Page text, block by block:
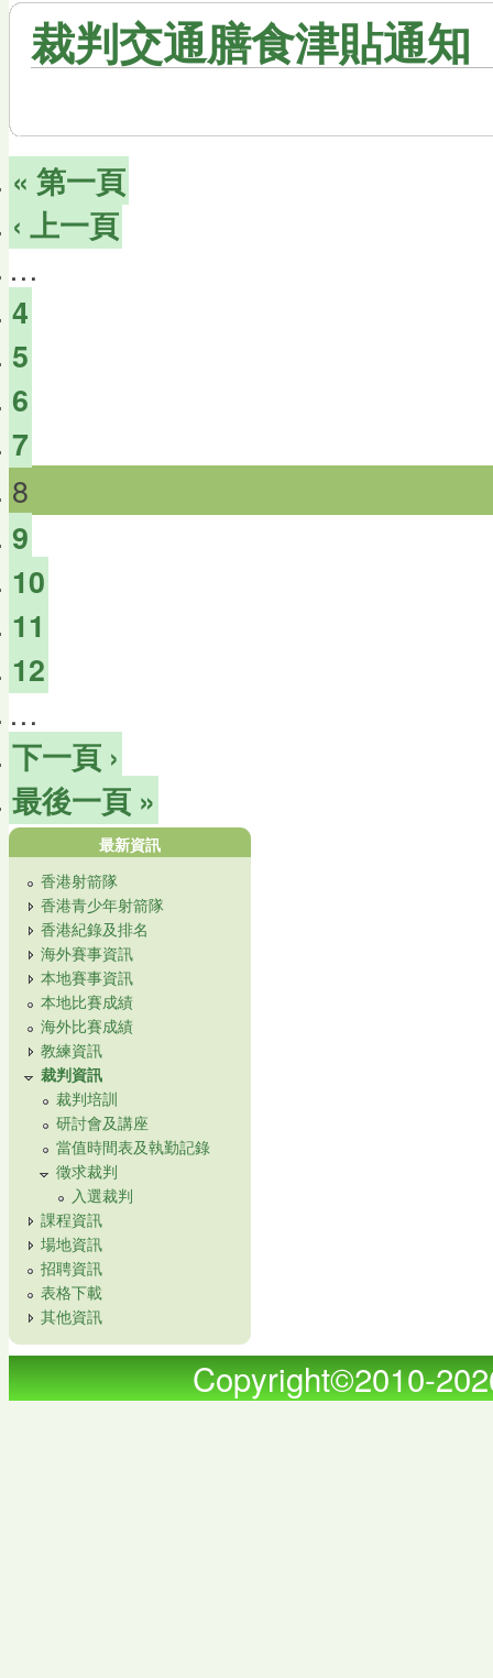
裁判交通膳食津貼通知
« 第一頁
‹ 上一頁
…
4
5
6
7
8
9
10
11
12
…
下一頁 ›
最後一頁 »
最新資訊
香港射箭隊
香港青少年射箭隊
香港紀錄及排名
海外賽事資訊
本地賽事資訊
本地比賽成績
海外比賽成績
教練資訊
裁判資訊
裁判培訓
研討會及講座
當值時間表及執勤記錄
徵求裁判
入選裁判
課程資訊
場地資訊
招聘資訊
表格下載
其他資訊
Copyright©2010-